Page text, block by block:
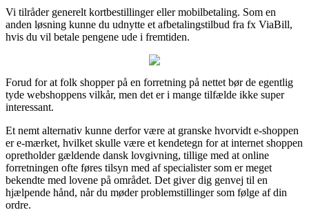
Vi tilråder generelt kortbestillinger eller mobilbetaling. Som en
anden løsning kunne du udnytte et afbetalingstilbud fra fx ViaBill,
hvis du vil betale pengene ude i fremtiden.
Forud for at folk shopper på en forretning på nettet bør de egentlig
tyde webshoppens vilkår, men det er i mange tilfælde ikke super
interessant.
Et nemt alternativ kunne derfor være at granske hvorvidt e-shoppen
er e-mærket, hvilket skulle være et kendetegn for at internet shoppen
opretholder gældende dansk lovgivning, tillige med at online
forretningen ofte føres tilsyn med af specialister som er meget
bekendte med lovene på området. Det giver dig genvej til en
hjælpende hånd, når du møder problemstillinger som følge af din
ordre.